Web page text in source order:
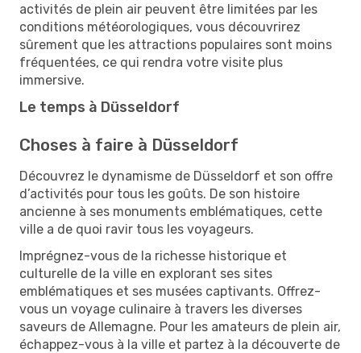
activités de plein air peuvent être limitées par les
conditions météorologiques, vous découvrirez
sûrement que les attractions populaires sont moins
fréquentées, ce qui rendra votre visite plus
immersive.
Le temps à Düsseldorf
Choses à faire à Düsseldorf
Découvrez le dynamisme de Düsseldorf et son offre
d’activités pour tous les goûts. De son histoire
ancienne à ses monuments emblématiques, cette
ville a de quoi ravir tous les voyageurs.
Imprégnez-vous de la richesse historique et
culturelle de la ville en explorant ses sites
emblématiques et ses musées captivants. Offrez-
vous un voyage culinaire à travers les diverses
saveurs de Allemagne. Pour les amateurs de plein air,
échappez-vous à la ville et partez à la découverte de